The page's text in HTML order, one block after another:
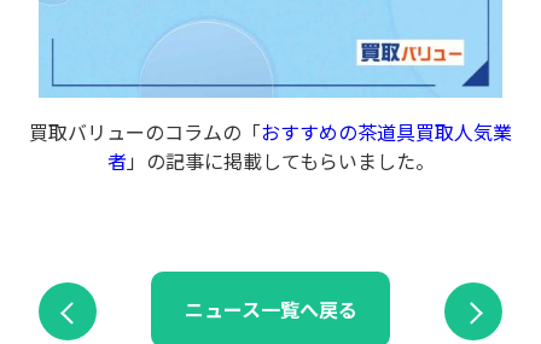
買取バリューのコラムの「おすすめの茶道具買取人気業
者」の記事に掲載してもらいました。
ニュース一覧へ戻る